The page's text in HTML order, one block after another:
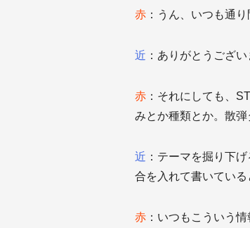
赤 ：うん、いつも通り
近 ：ありがとうござい
赤 ：それにしても、
みとか種類とか。散弾
近 ：テーマを掘り下
合を入れて書いている
赤 ：いつもこういう